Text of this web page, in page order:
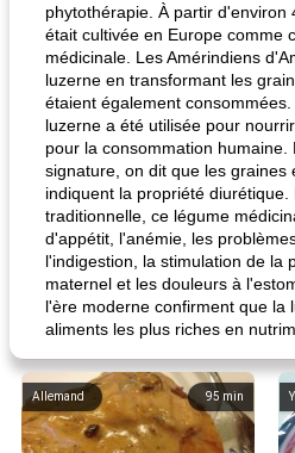
phytothérapie. À partir d'environ
était cultivée en Europe comme
médicinale. Les Amérindiens
luzerne en transformant les
étaient également
luzerne a été utilisée pour
pour la consommation humaine.
signature, on dit que les graines
indiquent la propriété diurétique.
traditionnelle, ce légume
d'appétit, l'anémie, les
l'indigestion, la stimulation de la
maternel et les douleurs à
l'ère moderne confirment que la
aliments les plus riches en
95 min
Allemand